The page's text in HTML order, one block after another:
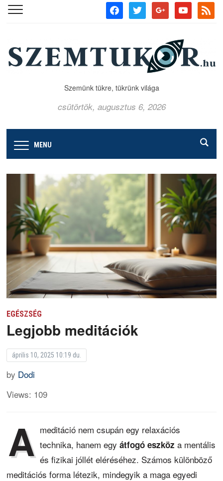
facebooktwitter google youtube rss
Szemünk tükre, tükrünk világa
csütörtök, augusztus 6, 2026
MENU
EGÉSZSÉG
Legjobb meditációk
április 10, 2025 10:19 du.
by Dodi
Views: 109
A meditáció nem csupán egy relaxációs
technika, hanem egyátfogó eszköz a mentális
és fizikai jóllét eléréséhez. Számos különböző
meditációs forma létezik, mindegyik a maga egyedi